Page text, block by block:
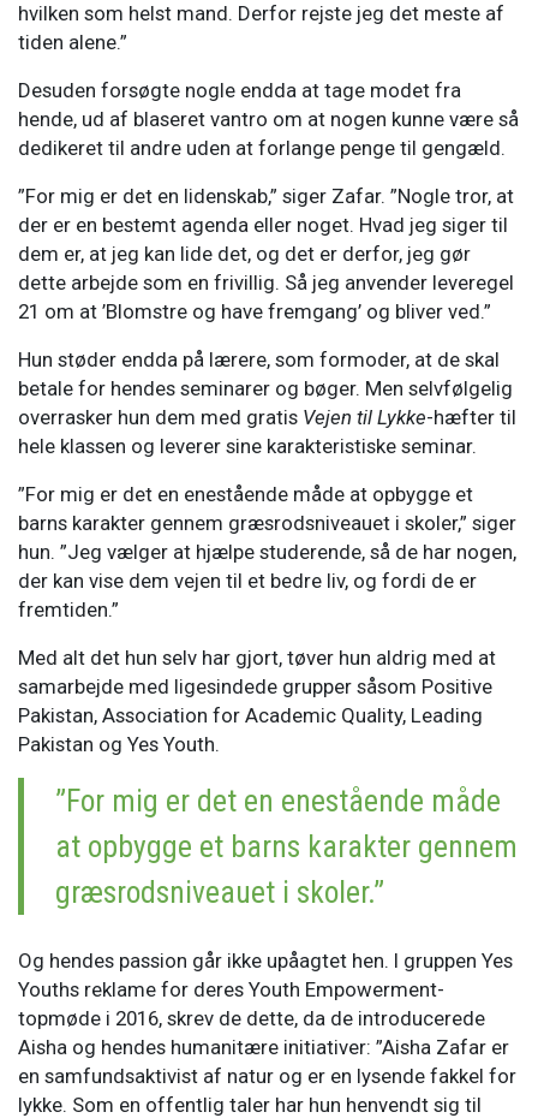
hvilken som helst mand. Derfor rejste jeg det meste af
tiden alene.”
Desuden forsøgte nogle endda at tage modet fra
hende, ud af blaseret vantro om at nogen kunne være så
dedikeret til andre uden at forlange penge til gengæld.
”For mig er det en lidenskab,” siger Zafar. ”Nogle tror, at
der er en bestemt agenda eller noget. Hvad jeg siger til
dem er, at jeg kan lide det, og det er derfor, jeg gør
dette arbejde som en frivillig. Så jeg anvender leveregel
21 om at ’Blomstre og have fremgang’ og bliver ved.”
Hun støder endda på lærere, som formoder, at de skal
betale for hendes seminarer og bøger. Men selvfølgelig
overrasker hun dem med gratis Vejen til Lykke-hæfter til
hele klassen og leverer sine karakteristiske seminar.
”For mig er det en enestående måde at opbygge et
barns karakter gennem græsrodsniveauet i skoler,” siger
hun. ”Jeg vælger at hjælpe studerende, så de har nogen,
der kan vise dem vejen til et bedre liv, og fordi de er
fremtiden.”
Med alt det hun selv har gjort, tøver hun aldrig med at
samarbejde med ligesindede grupper såsom Positive
Pakistan, Association for Academic Quality, Leading
Pakistan og Yes Youth.
”For mig er det en enestående måde
at opbygge et barns karakter gennem
græsrodsniveauet i skoler.”
Og hendes passion går ikke upåagtet hen. I gruppen Yes
Youths reklame for deres Youth Empowerment-
topmøde i 2016, skrev de dette, da de introducerede
Aisha og hendes humanitære initiativer: ”Aisha Zafar er
en samfundsaktivist af natur og er en lysende fakkel for
lykke. Som en offentlig taler har hun henvendt sig til